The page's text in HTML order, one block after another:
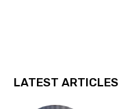
LATEST ARTICLES